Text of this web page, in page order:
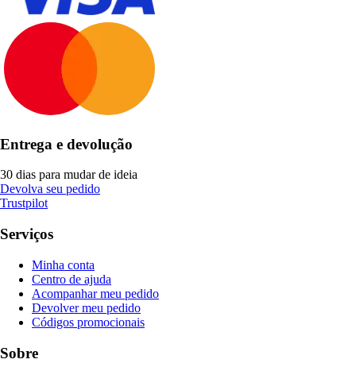
Entrega e devolução
30 dias para mudar de ideia
Devolva seu pedido
Trustpilot
Serviços
Minha conta
Centro de ajuda
Acompanhar meu pedido
Devolver meu pedido
Códigos promocionais
Sobre